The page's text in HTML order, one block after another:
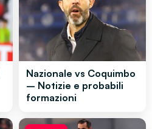
Nazionale vs Coquimbo
– Notizie e probabili
formazioni